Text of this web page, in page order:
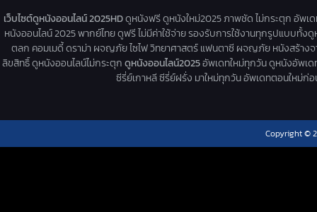
เว็บไซต์ดูหนังออนไลน์ 2025HDดูหนังฟรี ดูหนังใหม่2025 ภาพชัด ไม่กระตุก อัพเ
หนังออนไลน์ 2025 พากย์ไทย ดูฟรี ไม่มีค่าใช้จ่าย รองรับการใช้งานทุกรูปแบบทั้
ตลก คอมเมดี้ ดราม่า ผจญภัย ไซไฟ วิทยาศาสตร์ แฟนตาซี ผจญภัย หนังสร้างจ
ลิขสิทธิ์ ดูหนังออนไลน์ไม่กระตุกดูหนังออนไลน์2025อัพเดทใหม่ทุกวัน ดูหนังอัพเด
ซีรี่ย์เกาหลี ซีรี่ย์ฝรั่ง มาใหม่ทุกวัน อัพเดทตอนใหม่ก่
Copyright ©